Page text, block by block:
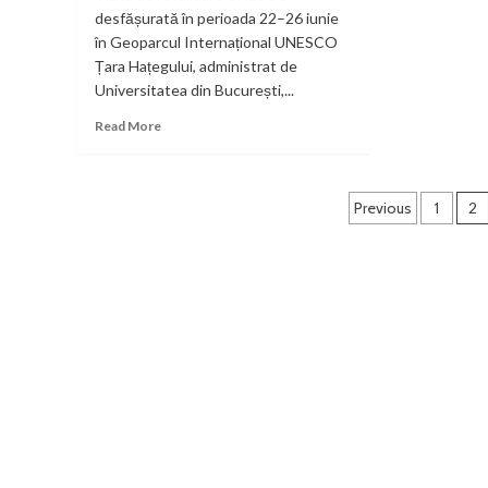
a
desfășurată în perioada 22–26 iunie
în Geoparcul Internațional UNESCO
Țara Hațegului, administrat de
Universitatea din București,...
Read MoreRead
Paginație
Previous 1 2